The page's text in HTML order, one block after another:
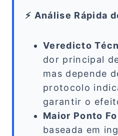
⚡ Análise Rápida
Veredicto
dor principal
mas depende
protocolo
garantir o
Maior Ponto
baseada em